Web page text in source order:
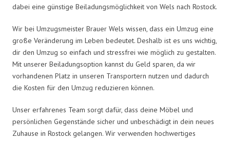
dabei eine günstige Beiladungsmöglichkeit von Wels nach Rostock.
Wir bei Umzugsmeister Brauer Wels wissen, dass ein Umzug eine
große Veränderung im Leben bedeutet. Deshalb ist es uns wichtig,
dir den Umzug so einfach und stressfrei wie möglich zu gestalten.
Mit unserer Beiladungsoption kannst du Geld sparen, da wir
vorhandenen Platz in unseren Transportern nutzen und dadurch
die Kosten für den Umzug reduzieren können.
Unser erfahrenes Team sorgt dafür, dass deine Möbel und
persönlichen Gegenstände sicher und unbeschädigt in dein neues
Zuhause in Rostock gelangen. Wir verwenden hochwertiges